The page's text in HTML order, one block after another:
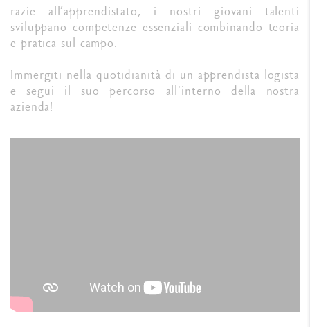
razie all’apprendistato, i nostri giovani talenti
sviluppano competenze essenziali combinando teoria
e pratica sul campo.
Immergiti nella quotidianità di un apprendista logista
e segui il suo percorso all'interno della nostra
azienda!